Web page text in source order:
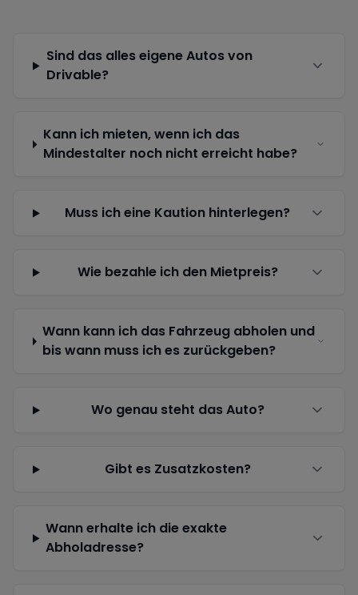
Sind das alles eigene Autos von
Drivable?
Kann ich mieten, wenn ich das
Mindestalter noch nicht erreicht habe?
Muss ich eine Kaution hinterlegen?
Wie bezahle ich den Mietpreis?
Wann kann ich das Fahrzeug abholen und
bis wann muss ich es zurückgeben?
Wo genau steht das Auto?
Gibt es Zusatzkosten?
Wann erhalte ich die exakte
Abholadresse?